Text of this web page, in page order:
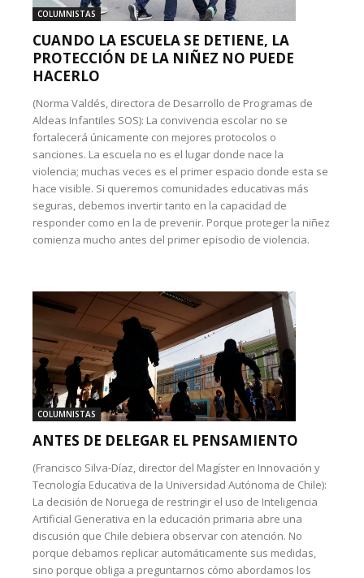
COLUMNISTAS
CUANDO LA ESCUELA SE DETIENE, LA
PROTECCIÓN DE LA NIÑEZ NO PUEDE
HACERLO
(Norma Valdés, directora de Desarrollo de Programas de
Aldeas Infantiles SOS): La convivencia escolar no se
fortalecerá únicamente con mejores protocolos o
sanciones. La escuela no es el lugar donde nace la
violencia; muchas veces es el primer espacio donde esta se
hace visible. Si queremos comunidades educativas más
seguras, debemos invertir tanto en la capacidad de
responder como en la de prevenir. Porque proteger la niñez
comienza mucho antes del primer episodio de violencia.
COLUMNISTAS
ANTES DE DELEGAR EL PENSAMIENTO
(Francisco Silva-Díaz, director del Magíster en Innovación y
Tecnología Educativa de la Universidad Autónoma de Chile):
La decisión de Noruega de restringir el uso de Inteligencia
Artificial Generativa en la educación primaria abre una
discusión que Chile debiera observar con atención. No
porque debamos replicar automáticamente sus medidas,
sino porque obliga a preguntarnos cómo abordamos los